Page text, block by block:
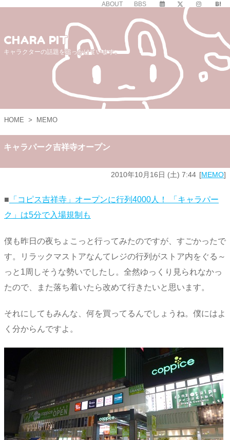
ABOUT BBS
CHARA PIT
キャラクターの話題を追っかけています。
HOME > MEMO
キャラパーク吉祥寺オープン
2010年10月16日 (土) 7:44 MEMO
■ 「コピス吉祥寺」オープンに行列4000人！ 「キャラパー
ク」は5分で入場規制も
僕も昨日の夜ちょこっと行ってみたのですが、すごかったで
す。リラックマストアなんてレジの行列がストア内をぐる～
っと1周しそうな勢いでしたし。全然ゆっくり見られなかっ
たので、また落ち着いたら改めて行きたいと思います。
それにしてもみんな、何を買ってるんでしょうね。僕にはよ
く分からんですよ。